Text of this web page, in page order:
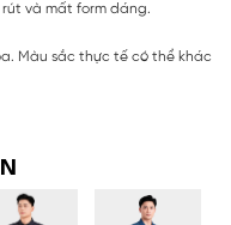
và mất form dáng.
Màu sắc thực tế có thể khác